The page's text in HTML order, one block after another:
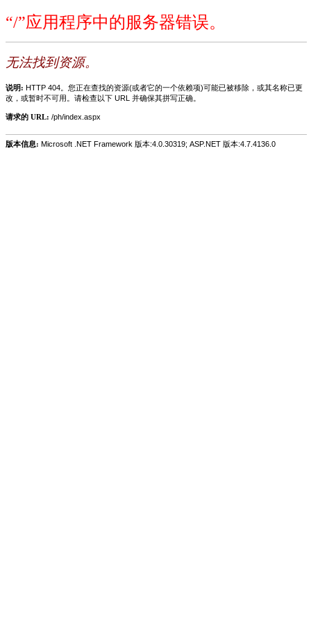
“/”应用程序中的服务器错误。
无法找到资源。
说明: HTTP 404。您正在查找的资源(或者它的一个依赖项)可能已被移除，或其名称已更
改，或暂时不可用。请检查以下 URL 并确保其拼写正确。
请求的 URL: /ph/index.aspx
版本信息: Microsoft .NET Framework 版本:4.0.30319; ASP.NET 版本:4.7.4136.0